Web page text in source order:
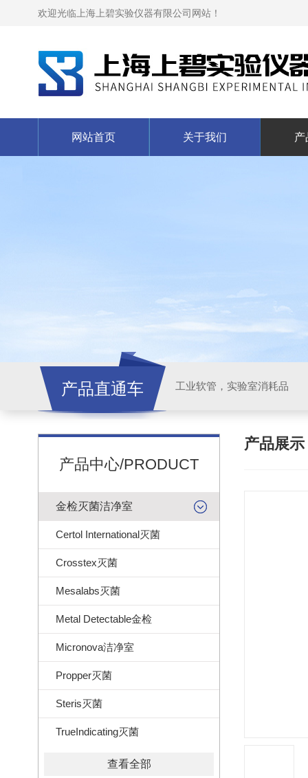
欢迎光临上海上碧实验仪器有限公司网站！
网站首页 关于我们 产
产品直通车 工业软管，实验室消耗品
产品中心/PRODUCT
金检灭菌洁净室
Certol International灭菌
Crosstex灭菌
Mesalabs灭菌
Metal Detectable金检
Micronova洁净室
Propper灭菌
Steris灭菌
TrueIndicating灭菌
查看全部
产品展示